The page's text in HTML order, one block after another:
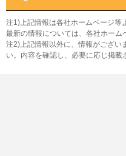
注1)上記情報は各社ホームページ等
最新の情報については、各社ホーム
注2)上記情報以外に、情報がござい
い。内容を確認し、必要に応じ掲載